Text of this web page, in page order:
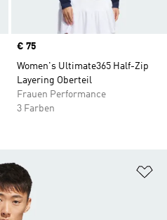
Price
€ 75
Women's Ultimate365 Half-Zip
Layering Oberteil
Frauen Performance
3 Farben